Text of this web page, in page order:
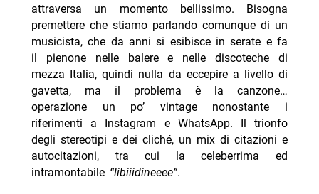
attraversa un momento bellissimo. Bisogna
premettere che stiamo parlando comunque di un
musicista, che da anni si esibisce in serate e fa
il pienone nelle balere e nelle discoteche di
mezza Italia, quindi nulla da eccepire a livello di
gavetta, ma il problema è la canzone…
operazione un po’ vintage nonostante i
riferimenti a Instagram e WhatsApp. Il trionfo
degli stereotipi e dei cliché, un mix di citazioni e
autocitazioni, tra cui la celeberrima ed
intramontabile “libiiidineeee”.